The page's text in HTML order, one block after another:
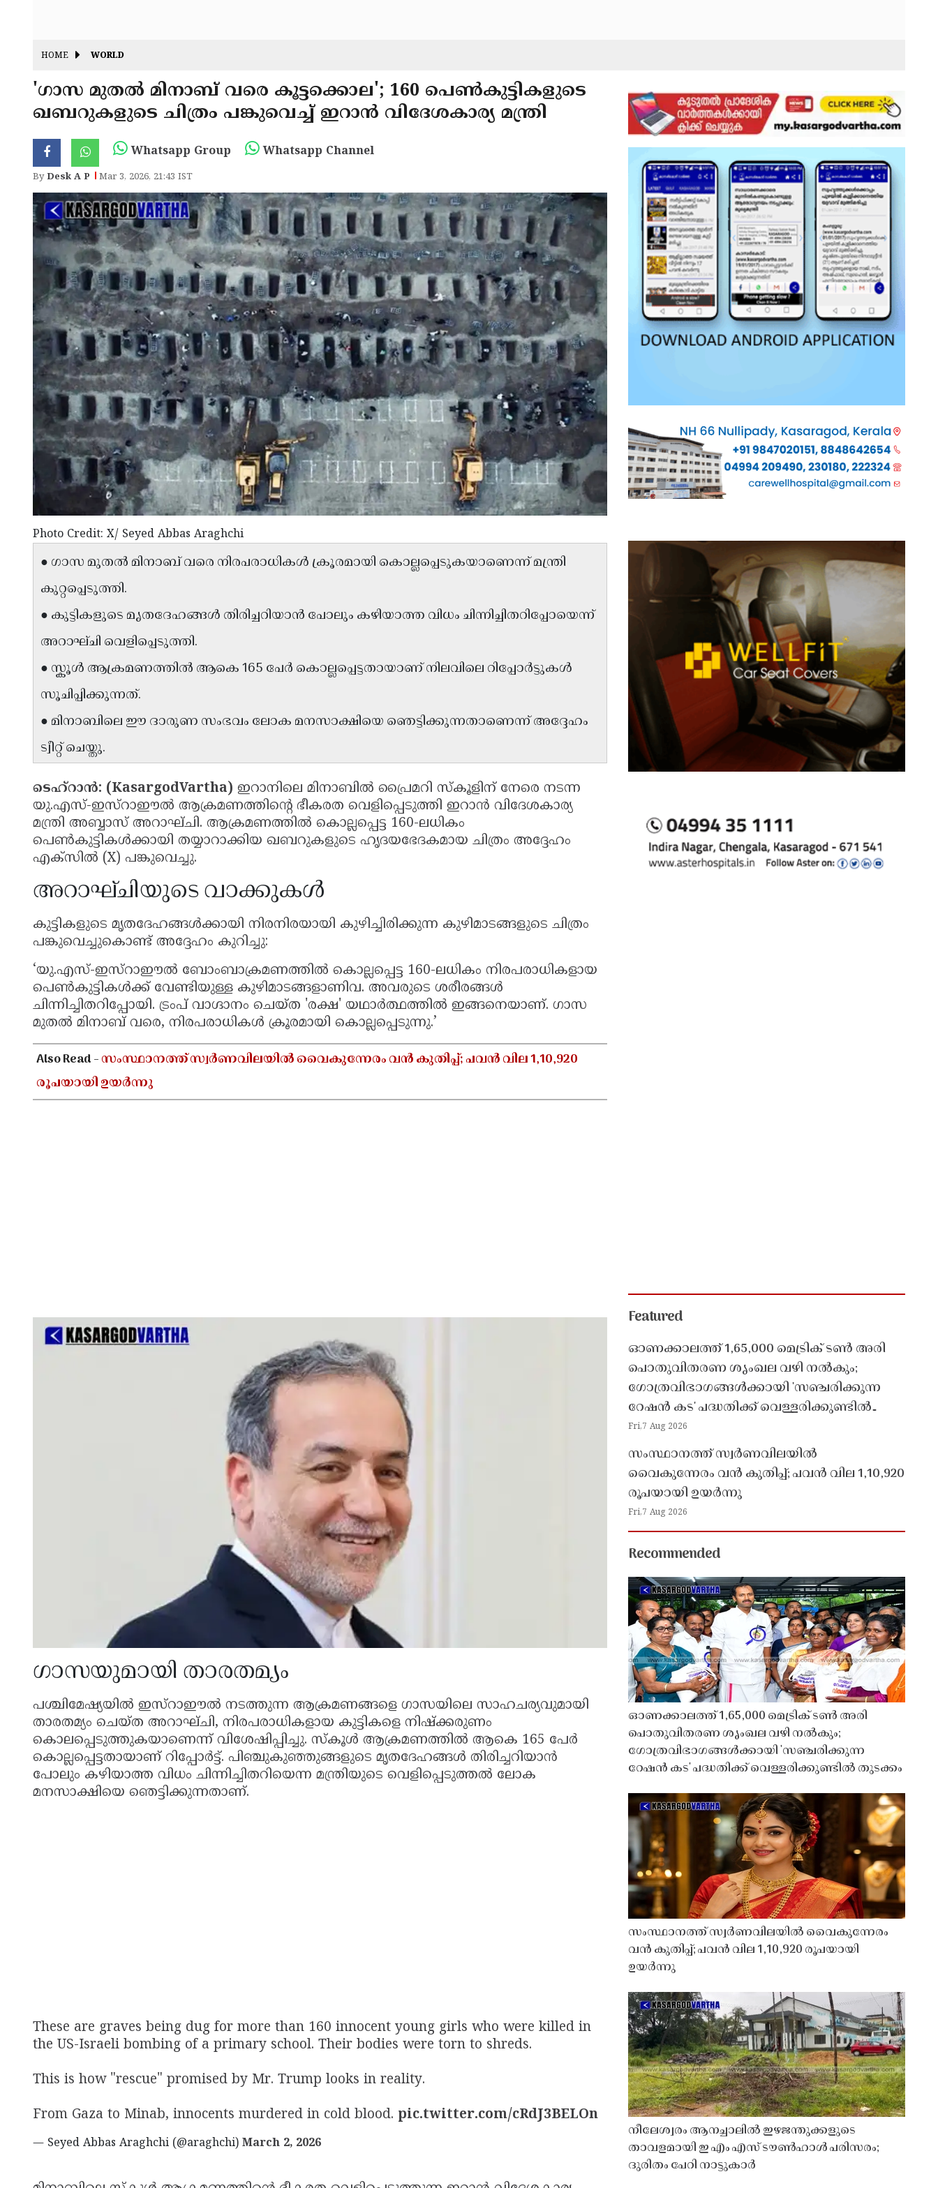
HOME WORLD
'ഗാസ മുതൽ മിനാബ് വരെ കൂട്ടക്കൊല'; 160 പെൺകുട്ടികളുടെ
ഖബറുകളുടെ ചിത്രം പങ്കുവെച്ച് ഇറാൻ വിദേശകാര്യ മന്ത്രി
Whatsapp Group Whatsapp Channel
ByDesk A P Mar 3, 2026, 21:43 IST
Photo Credit: X/ Seyed Abbas Araghchi
● ഗാസ മുതൽ മിനാബ് വരെ നിരപരാധികൾ ക്രൂരമായി കൊല്ലപ്പെടുകയാണെന്ന് മന്ത്രി
കുറ്റപ്പെടുത്തി.
● കുട്ടികളുടെ മൃതദേഹങ്ങൾ തിരിച്ചറിയാൻ പോലും കഴിയാത്ത വിധം ചിന്നിച്ചിതറിപ്പോയെന്ന്
അറാഘ്ചി വെളിപ്പെടുത്തി.
● സ്കൂൾ ആക്രമണത്തിൽ ആകെ 165 പേർ കൊല്ലപ്പെട്ടതായാണ് നിലവിലെ റിപ്പോർട്ടുകൾ
സൂചിപ്പിക്കുന്നത്.
● മിനാബിലെ ഈ ദാരുണ സംഭവം ലോക മനസാക്ഷിയെ ഞെട്ടിക്കുന്നതാണെന്ന് അദ്ദേഹം
ട്വീറ്റ് ചെയ്തു.
ടെഹ്റാൻ: (KasargodVartha) ഇറാനിലെ മിനാബിൽ പ്രൈമറി സ്കൂളിന് നേരെ നടന്ന
യു.എസ്-ഇസ്റാഈൽ ആക്രമണത്തിന്റെ ഭീകരത വെളിപ്പെടുത്തി ഇറാൻ വിദേശകാര്യ
മന്ത്രി അബ്ബാസ് അറാഘ്ചി. ആക്രമണത്തിൽ കൊല്ലപ്പെട്ട 160-ലധികം
പെൺകുട്ടികൾക്കായി തയ്യാറാക്കിയ ഖബറുകളുടെ ഹൃദയഭേദകമായ ചിത്രം അദ്ദേഹം
എക്സിൽ (X) പങ്കുവെച്ചു.
അറാഘ്ചിയുടെ വാക്കുകൾ
കുട്ടികളുടെ മൃതദേഹങ്ങൾക്കായി നിരനിരയായി കുഴിച്ചിരിക്കുന്ന കുഴിമാടങ്ങളുടെ ചിത്രം
പങ്കുവെച്ചുകൊണ്ട് അദ്ദേഹം കുറിച്ചു:
‘യു.എസ്-ഇസ്റാഈൽ ബോംബാക്രമണത്തിൽ കൊല്ലപ്പെട്ട 160-ലധികം നിരപരാധികളായ
പെൺകുട്ടികൾക്ക് വേണ്ടിയുള്ള കുഴിമാടങ്ങളാണിവ. അവരുടെ ശരീരങ്ങൾ
ചിന്നിച്ചിതറിപ്പോയി. ട്രംപ് വാഗ്ദാനം ചെയ്ത 'രക്ഷ' യഥാർത്ഥത്തിൽ ഇങ്ങനെയാണ്. ഗാസ
മുതൽ മിനാബ് വരെ, നിരപരാധികൾ ക്രൂരമായി കൊല്ലപ്പെടുന്നു.’
Also Read -സംസ്ഥാനത്ത് സ്വർണവിലയിൽ വൈകുന്നേരം വൻ കുതിപ്പ്; പവൻ വില 1,10,920
രൂപയായി ഉയർന്നു
ഗാസയുമായി താരതമ്യം
പശ്ചിമേഷ്യയിൽ ഇസ്റാഈൽ നടത്തുന്ന ആക്രമണങ്ങളെ ഗാസയിലെ സാഹചര്യവുമായി
താരതമ്യം ചെയ്ത അറാഘ്ചി, നിരപരാധികളായ കുട്ടികളെ നിഷ്ക്കരുണം
കൊലപ്പെടുത്തുകയാണെന്ന് വിശേഷിപ്പിച്ചു. സ്കൂൾ ആക്രമണത്തിൽ ആകെ 165 പേർ
കൊല്ലപ്പെട്ടതായാണ് റിപ്പോർട്ട്. പിഞ്ചുകുഞ്ഞുങ്ങളുടെ മൃതദേഹങ്ങൾ തിരിച്ചറിയാൻ
പോലും കഴിയാത്ത വിധം ചിന്നിച്ചിതറിയെന്ന മന്ത്രിയുടെ വെളിപ്പെടുത്തൽ ലോക
മനസാക്ഷിയെ ഞെട്ടിക്കുന്നതാണ്.
These are graves being dug for more than 160 innocent young girls who were killed in
the US-Israeli bombing of a primary school. Their bodies were torn to shreds.
This is how "rescue" promised by Mr. Trump looks in reality.
From Gaza to Minab, innocents murdered in cold blood. pic.twitter.com/cRdJ3BELOn
— Seyed Abbas Araghchi (@araghchi) March 2, 2026
Featured
ഓണക്കാലത്ത് 1,65,000 മെട്രിക് ടൺ അരി
പൊതുവിതരണ ശൃംഖല വഴി നൽകും;
ഗോത്രവിഭാഗങ്ങൾക്കായി 'സഞ്ചരിക്കുന്ന
റേഷൻ കട' പദ്ധതിക്ക് വെള്ളരിക്കുണ്ടിൽ
തുടക്കം
Fri,7 Aug 2026
സംസ്ഥാനത്ത് സ്വർണവിലയിൽ
വൈകുന്നേരം വൻ കുതിപ്പ്; പവൻ വില 1,10,920
രൂപയായി ഉയർന്നു
Fri,7 Aug 2026
Recommended
ഓണക്കാലത്ത് 1,65,000 മെട്രിക് ടൺ അരി
പൊതുവിതരണ ശൃംഖല വഴി നൽകും;
ഗോത്രവിഭാഗങ്ങൾക്കായി 'സഞ്ചരിക്കുന്ന
റേഷൻ കട' പദ്ധതിക്ക് വെള്ളരിക്കുണ്ടിൽ തുടക്കം
സംസ്ഥാനത്ത് സ്വർണവിലയിൽ വൈകുന്നേരം
വൻ കുതിപ്പ്; പവൻ വില 1,10,920 രൂപയായി
ഉയർന്നു
നീലേശ്വരം ആനച്ചാലിൽ ഇഴജന്തുക്കളുടെ
താവളമായി ഇ എം എസ് ടൗൺഹാൾ പരിസരം;
ദുരിതം പേറി നാട്ടുകാർ